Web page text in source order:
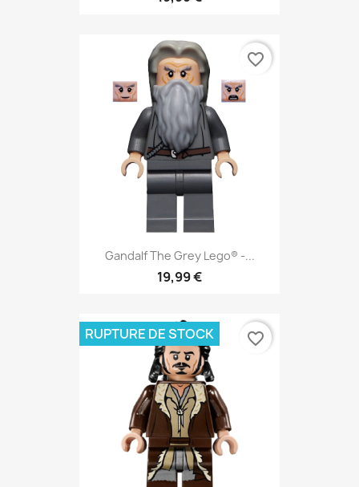
Gandalf The Grey Lego® -...
19,99 €
favorite_border
RUPTURE DE STOCK favorite_border